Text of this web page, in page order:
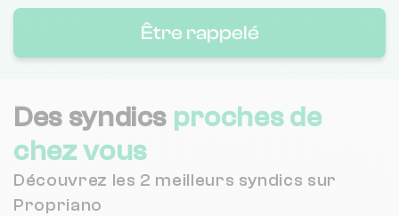
Être rappelé
Des syndics proches de
chez vous
Découvrez les 2 meilleurs syndics sur
Propriano